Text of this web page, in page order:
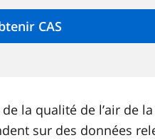
la qualité de l’air de la
sur des données